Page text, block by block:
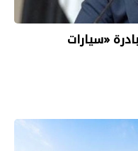
«سيارات